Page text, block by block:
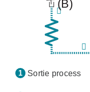
Sortie process